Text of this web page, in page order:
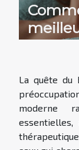
pour
La quête du
moderne